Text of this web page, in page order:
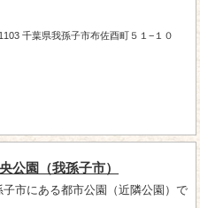
千葉県我孫子市布佐酉町５１−１０
公園（我孫子市）
子市にある都市公園（近隣公園）で